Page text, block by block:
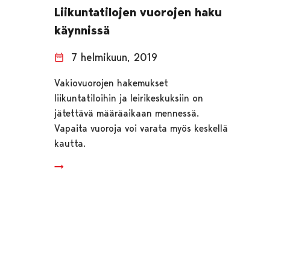
Liikuntatilojen vuorojen haku
käynnissä
7 helmikuun, 2019
Vakiovuorojen hakemukset
liikuntatiloihin ja leirikeskuksiin on
jätettävä määräaikaan mennessä.
Vapaita vuoroja voi varata myös keskellä
kautta.